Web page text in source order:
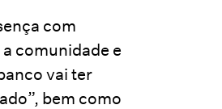
com
comunidade e
vai ter
bem como